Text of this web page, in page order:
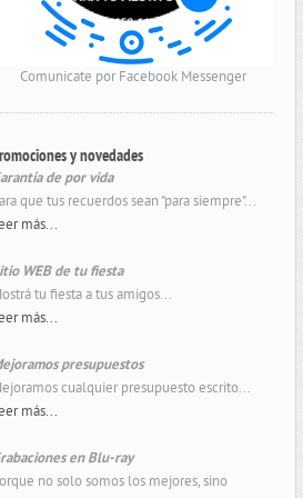
Comunicate por Facebook Messenger
y novedades
de por vida
que tus recuerdos sean "para siempre"...
más...
WEB de tu fiesta
tu fiesta a tus amigos...
más...
presupuestos
cualquier presupuesto escrito...
más...
en Blu-ray
no solo somos los mejores, sino